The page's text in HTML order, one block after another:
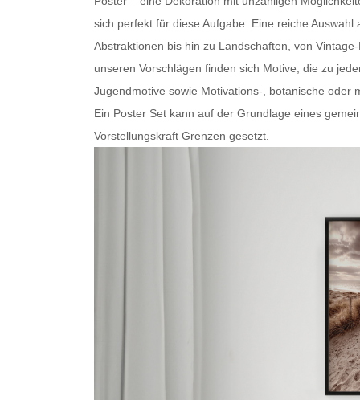
sich perfekt für diese Aufgabe. Eine reiche
Abstraktionen bis hin zu Landschaften, von
unseren Vorschlägen finden sich Motive, die zu
Jugendmotive sowie Motivations-, botanische oder
Ein Poster Set kann auf der Grundlage eines
Vorstellungskraft Grenzen gesetzt.